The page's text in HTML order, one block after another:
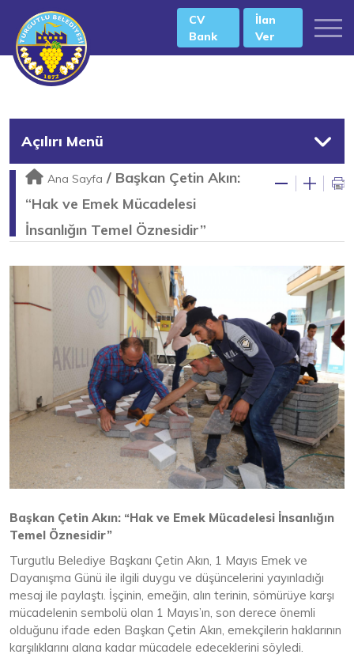
CV
Bank
İlan
Ver
Açılırı Menü
Ana Sayfa / Başkan Çetin Akın:
“Hak ve Emek Mücadelesi
İnsanlığın Temel Öznesidir”
Başkan Çetin Akın: “Hak ve Emek Mücadelesi İnsanlığın
Temel Öznesidir”
Turgutlu Belediye Başkanı Çetin Akın, 1 Mayıs Emek ve
Dayanışma Günü ile ilgili duygu ve düşüncelerini yayınladığı
mesaj ile paylaştı. İşçinin, emeğin, alın terinin, sömürüye karşı
mücadelenin sembolü olan 1 Mayıs’ın, son derece önemli
olduğunu ifade eden Başkan Çetin Akın, emekçilerin haklarının
karşılıklarını alana kadar mücadele edeceklerini söyledi.